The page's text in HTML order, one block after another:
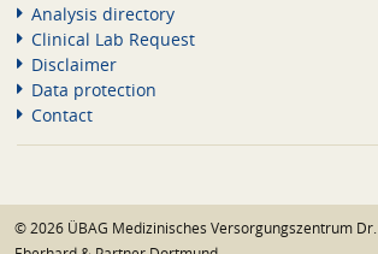
Analysis directory
Clinical Lab Request
Disclaimer
Data protection
Contact
© 2026 ÜBAG Medizinisches Versorgungszentrum Dr.